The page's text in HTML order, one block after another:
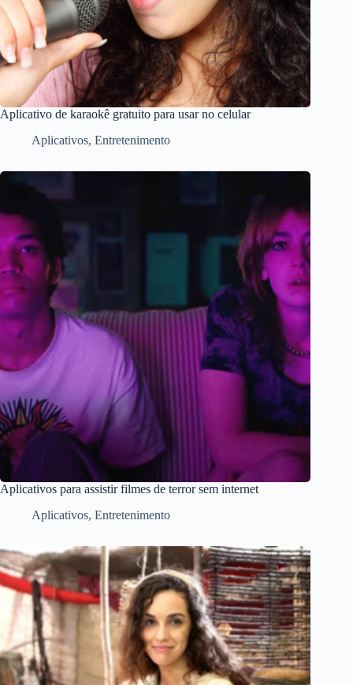
Aplicativo de karaokê gratuito para usar no celular
Aplicativos, Entretenimento
Aplicativos para assistir filmes de terror sem internet
Aplicativos, Entretenimento